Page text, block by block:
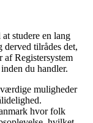
studere en lang
derved tilrådes det,
af Registersystem
du handler.
muligheder
hvor folk